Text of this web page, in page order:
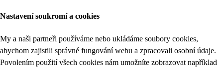
Nastavení soukromí a cookies
My a naši partneři používáme nebo ukládáme soubory cookies,
abychom zajistili správné fungování webu a zpracovali osobní údaje.
Povolením použití všech cookies nám umožníte zobrazovat například